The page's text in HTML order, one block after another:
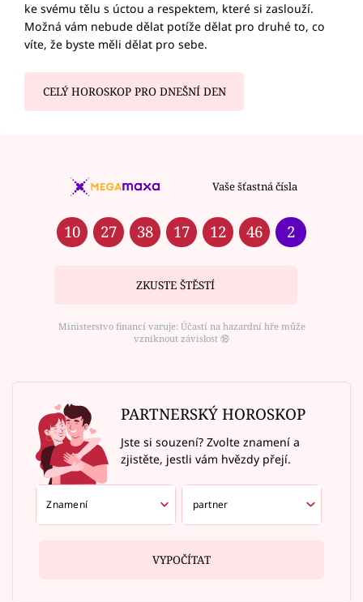
ke svému tělu s úctou a respektem, které si zaslouží.
Možná vám nebude dělat potíže dělat pro druhé to, co
víte, že byste měli dělat pro sebe.
CELÝ HOROSKOP PRO DNEŠNÍ DEN
Vaše šťastná čísla
10 27 38 17 12 46 2
ZKUSTE ŠTĚSTÍ
Ministerstvo financí varuje: Účastí na hazardní hře může
vzniknout závislost ⑱
PARTNERSKÝ HOROSKOP
Jste si souzení? Zvolte znamení a
zjistěte, jestli vám hvězdy přejí.
VYPOČÍTAT